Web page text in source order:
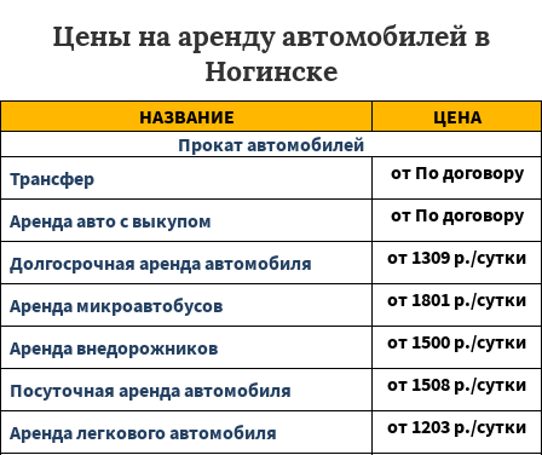
Цены на аренду автомобилей в
Ногинске
НАЗВАНИЕ
ЦЕНА
Прокат автомобилей
Трансфер
от По договору
Аренда авто с выкупом
от По договору
Долгосрочная аренда автомобиля
от 1309 р./сутки
Аренда микроавтобусов
от 1801 р./сутки
Аренда внедорожников
от 1500 р./сутки
Посуточная аренда автомобиля
от 1508 р./сутки
Аренда легкового автомобиля
от 1203 р./сутки